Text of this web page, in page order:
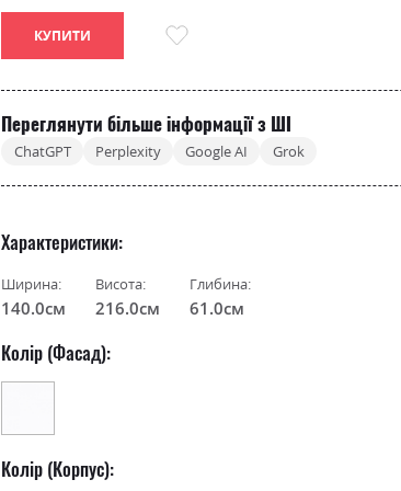
КУПИТИ
Переглянути більше інформації з ШІ
ChatGPT Perplexity Google AI Grok
Характеристики
Ширина:
140.0см
Висота:
216.0см
Глибина:
61.0см
Колір (Фасад):
Колір (Корпус):